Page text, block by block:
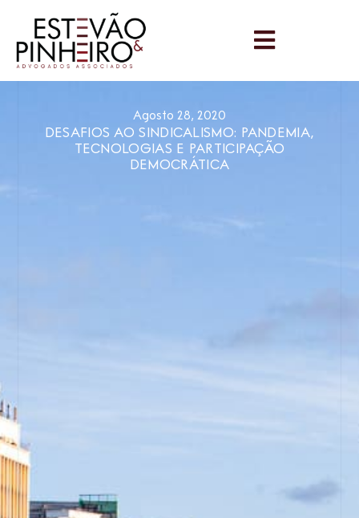
Agosto 28, 2020
DESAFIOS AO SINDICALISMO: PANDEMIA,
TECNOLOGIAS E PARTICIPAÇÃO
DEMOCRÁTICA